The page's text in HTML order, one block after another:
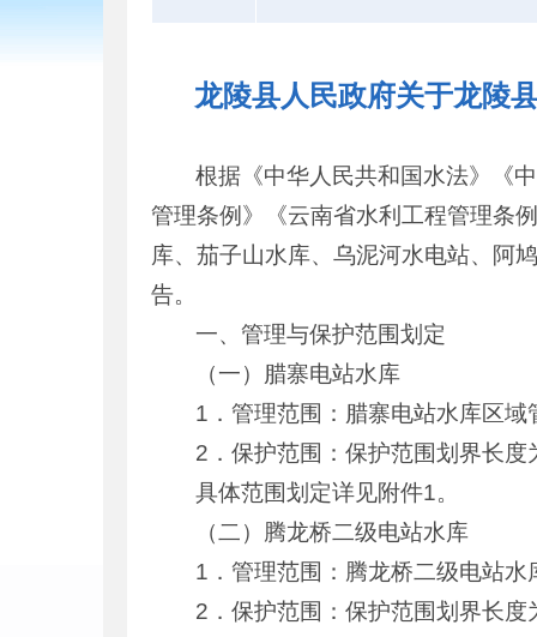
龙陵县人民政府关于龙陵
根据《中华人民共和国水法》《
管理条例》《云南省水利工程管理条
库、茄子山水库、乌泥河水电站、阿
告。
一、管理与保护范围划定
（一）腊寨电站水库
1．管理范围：腊寨电站水库区
2．保护范围：保护范围划界长
具体范围划定详见附件1。
（二）腾龙桥二级电站水库
1．管理范围：腾龙桥二级电站
2．保护范围：保护范围划界长